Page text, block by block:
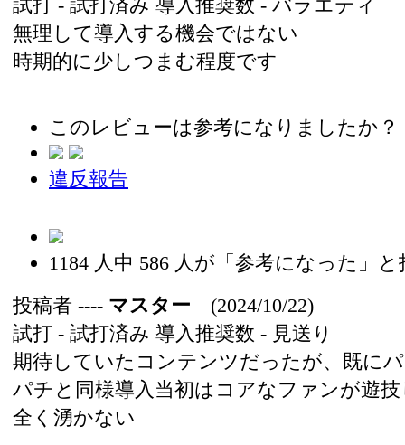
試打 - 試打済み 導入推奨数 - バラエティ
無理して導入する機会ではない
時期的に少しつまむ程度です
このレビューは参考になりましたか？
違反報告
1184 人中 586 人が「参考になった」
投稿者 ---- マスター (2024/10/22)
試打 - 試打済み 導入推奨数 - 見送り
期待していたコンテンツだったが、既に
パチと同様導入当初はコアなファンが遊
全く湧かない